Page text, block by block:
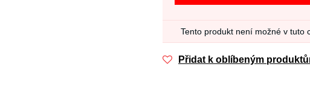
Tento produkt není možné v tuto
Přidat k oblíbeným